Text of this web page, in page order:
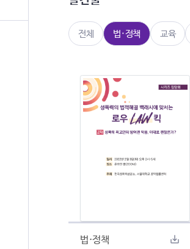
정관·규정·약속
비전선언문
전체 법·정책 교육
법·정책